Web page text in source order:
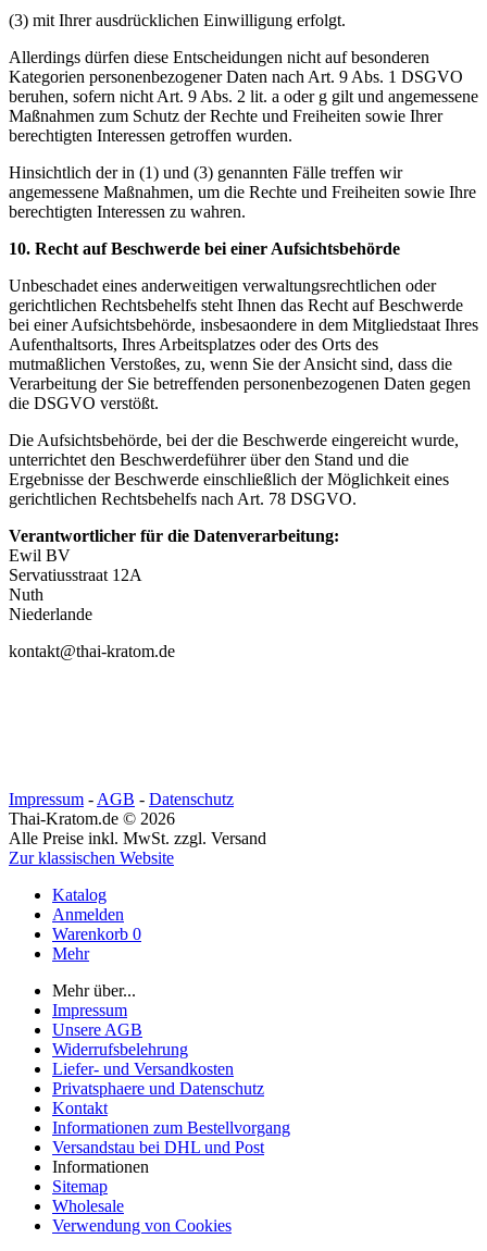
(3) mit Ihrer ausdrücklichen Einwilligung erfolgt.
Allerdings dürfen diese Entscheidungen nicht auf besonderen
Kategorien personenbezogener Daten nach Art. 9 Abs. 1 DSGVO
beruhen, sofern nicht Art. 9 Abs. 2 lit. a oder g gilt und angemessene
Maßnahmen zum Schutz der Rechte und Freiheiten sowie Ihrer
berechtigten Interessen getroffen wurden.
Hinsichtlich der in (1) und (3) genannten Fälle treffen wir
angemessene Maßnahmen, um die Rechte und Freiheiten sowie Ihre
berechtigten Interessen zu wahren.
10. Recht auf Beschwerde bei einer Aufsichtsbehörde
Unbeschadet eines anderweitigen verwaltungsrechtlichen oder
gerichtlichen Rechtsbehelfs steht Ihnen das Recht auf Beschwerde
bei einer Aufsichtsbehörde, insbesaondere in dem Mitgliedstaat Ihres
Aufenthaltsorts, Ihres Arbeitsplatzes oder des Orts des
mutmaßlichen Verstoßes, zu, wenn Sie der Ansicht sind, dass die
Verarbeitung der Sie betreffenden personenbezogenen Daten gegen
die DSGVO verstößt.
Die Aufsichtsbehörde, bei der die Beschwerde eingereicht wurde,
unterrichtet den Beschwerdeführer über den Stand und die
Ergebnisse der Beschwerde einschließlich der Möglichkeit eines
gerichtlichen Rechtsbehelfs nach Art. 78 DSGVO.
Verantwortlicher für die Datenverarbeitung:
Ewil BV
Servatiusstraat 12A
Nuth
Niederlande
kontakt@thai-kratom.de
Impressum - AGB - Datenschutz
Thai-Kratom.de © 2026
Alle Preise inkl. MwSt. zzgl. Versand
Zur klassischen Website
Katalog
Anmelden
Warenkorb 0
Mehr
Mehr über...
Impressum
Unsere AGB
Widerrufsbelehrung
Liefer- und Versandkosten
Privatsphaere und Datenschutz
Kontakt
Informationen zum Bestellvorgang
Versandstau bei DHL und Post
Informationen
Sitemap
Wholesale
Verwendung von Cookies